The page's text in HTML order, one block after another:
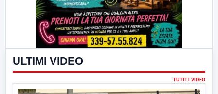
ULTIMI VIDEO
TUTTI I VIDEO